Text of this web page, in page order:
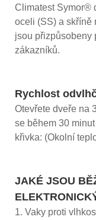
Climatest Symor®
oceli (SS) a skříně
jsou přizpůsobeny
zákazníků.
Rychlost
Otevřete dveře na
se během 30
křivka: (Okolní
JAKÉ JSOU
1. Vaky proti